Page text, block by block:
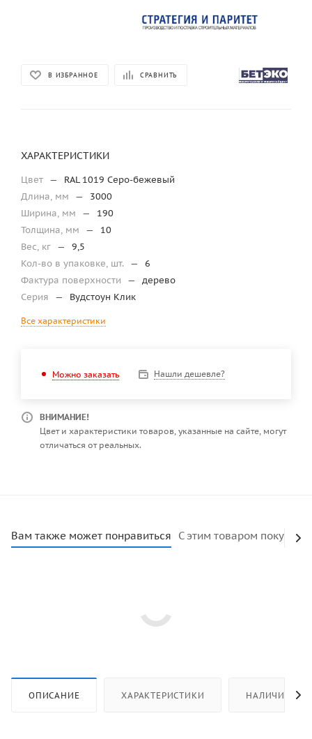
В ИЗБРАННОЕ СРАВНИТЬ
ХАРАКТЕРИСТИКИ
Цвет —
RAL 1019 Серо-бежевый
Длина, мм
—
3000
Ширина, мм
—
190
Толщина, мм
—
10
Вес, кг —
9,5
Кол-во в упаковке, шт.
—
6
Фактура поверхности
—
дерево
Серия
— Вудстоун Клик
Все характеристики
Можно заказать Нашли дешевле?
ВНИМАНИЕ!
Цвет и характеристики товаров, указанные на сайте, могут
отличаться от реальных.
Вам также может понравиться С этим товаром покупают
ОПИСАНИЕ ХАРАКТЕРИСТИКИ НАЛИЧИЕ